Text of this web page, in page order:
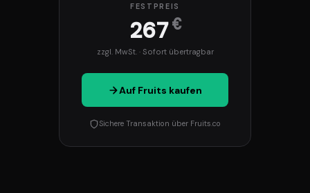
FESTPREIS
267€
zzgl. MwSt. · Sofort übertragbar
Auf Fruits kaufen
Sichere Transaktion über Fruits.co